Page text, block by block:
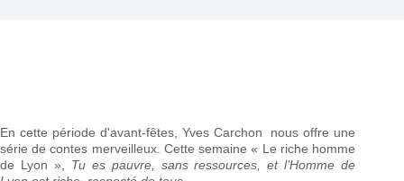
En cette période d'avant-fêtes, Yves Carchon nous offre une
série de contes merveilleux. Cette semaine « Le riche homme
de Lyon », Tu es pauvre, sans ressources, et l’Homme de